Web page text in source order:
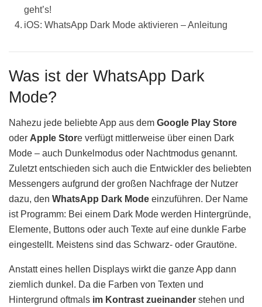
geht’s!
iOS: WhatsApp Dark Mode aktivieren – Anleitung
Was ist der WhatsApp Dark
Mode?
Nahezu jede beliebte App aus dem Google Play Store
oder Apple Store verfügt mittlerweise über einen Dark
Mode – auch Dunkelmodus oder Nachtmodus genannt.
Zuletzt entschieden sich auch die Entwickler des beliebten
Messengers aufgrund der großen Nachfrage der Nutzer
dazu, den WhatsApp Dark Mode einzuführen. Der Name
ist Programm: Bei einem Dark Mode werden Hintergründe,
Elemente, Buttons oder auch Texte auf eine dunkle Farbe
eingestellt. Meistens sind das Schwarz- oder Grautöne.
Anstatt eines hellen Displays wirkt die ganze App dann
ziemlich dunkel. Da die Farben von Texten und
Hintergrund oftmals im Kontrast zueinander stehen und